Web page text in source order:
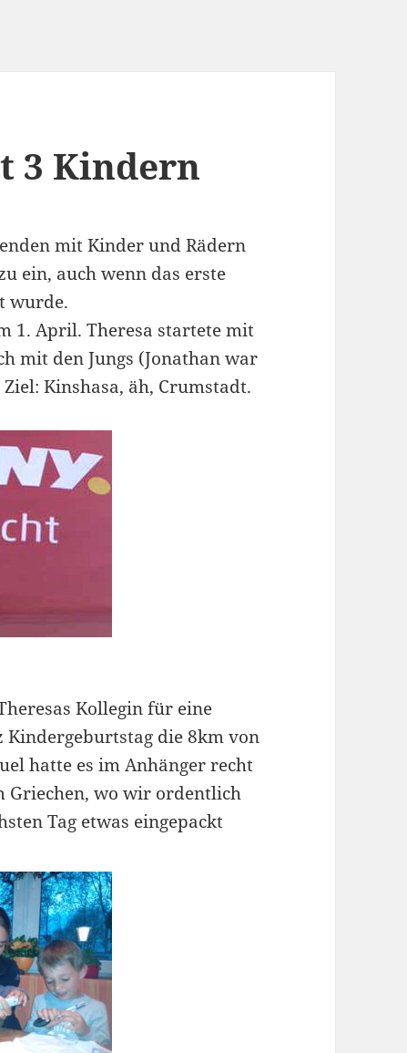
3 Kindern
mit Kinder und Rädern
ein, auch wenn das erste
wurde.
1. April. Theresa startete mit
mit den Jungs (Jonathan war
Kinshasa, äh, Crumstadt.
Kollegin für eine
die 8km von
hatte es im Anhänger recht
Griechen, wo wir ordentlich
Tag etwas eingepackt